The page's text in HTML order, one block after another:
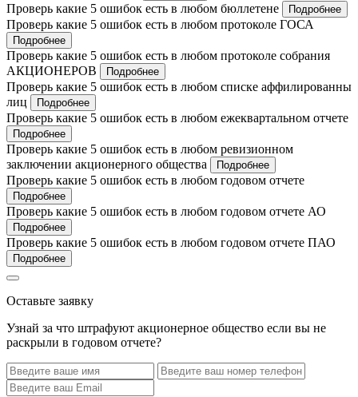
Проверь какие 5 ошибок есть в любом бюллетене Подробнее
Проверь какие 5 ошибок есть в любом протоколе ГОСА
Подробнее
Проверь какие 5 ошибок есть в любом протоколе собрания
АКЦИОНЕРОВ
Подробнее
Проверь какие 5 ошибок есть в любом списке аффилированны
лиц
Подробнее
Проверь какие 5 ошибок есть в любом ежеквартальном отчете
Подробнее
Проверь какие 5 ошибок есть в любом ревизионном
заключении акционерного общества
Подробнее
Проверь какие 5 ошибок есть в любом годовом отчете
Подробнее
Проверь какие 5 ошибок есть в любом годовом отчете АО
Подробнее
Проверь какие 5 ошибок есть в любом годовом отчете ПАО
Подробнее
Оставьте заявку
Узнай за что штрафуют акционерное общество если вы не
раскрыли в годовом отчете?